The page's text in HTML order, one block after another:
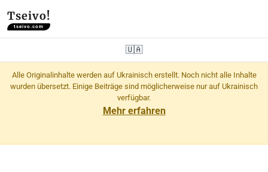
Tseivo!
tseivo.com
🇺🇦
Alle Originalinhalte werden auf Ukrainisch erstellt. Noch nicht alle Inhalte
wurden übersetzt. Einige Beiträge sind möglicherweise nur auf Ukrainisch
verfügbar.
Mehr erfahren